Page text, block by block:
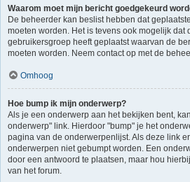
Waarom moet mijn bericht goedgekeurd
De beheerder kan beslist hebben dat
moeten worden. Het is tevens ook mogelijk dat
gebruikersgroep heeft geplaatst waarvan de
moeten worden. Neem contact op met de
Omhoog
Hoe bump ik mijn onderwerp?
Als je een onderwerp aan het bekijken bent,
onderwerp" link. Hierdoor "bump" je het
pagina van de onderwerpenlijst. Als deze link
onderwerpen niet gebumpt worden. Een
door een antwoord te plaatsen, maar hou
van het forum.